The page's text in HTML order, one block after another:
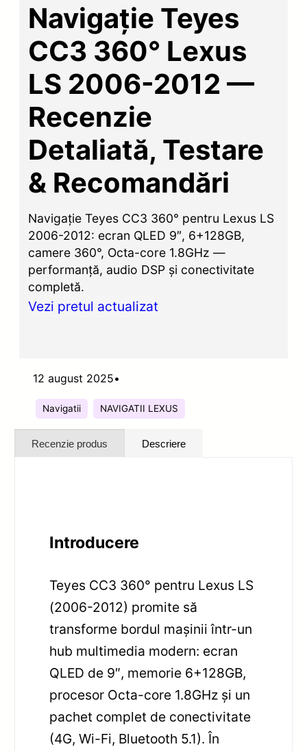
Navigație Teyes
CC3 360° Lexus
LS 2006-2012 —
Recenzie
Detaliată, Testare
& Recomandări
Navigație Teyes CC3 360° pentru Lexus LS
2006-2012: ecran QLED 9″, 6+128GB,
camere 360°, Octa-core 1.8GHz —
performanță, audio DSP și conectivitate
completă.
Vezi pretul actualizat
12 august 2025•
Navigatii NAVIGATII LEXUS
Recenzie produs Descriere
Introducere
Teyes CC3 360° pentru Lexus LS
(2006-2012) promite să
transforme bordul mașinii într-un
hub multimedia modern: ecran
QLED de 9″, memorie 6+128GB,
procesor Octa-core 1.8GHz și un
pachet complet de conectivitate
(4G, Wi-Fi, Bluetooth 5.1). În